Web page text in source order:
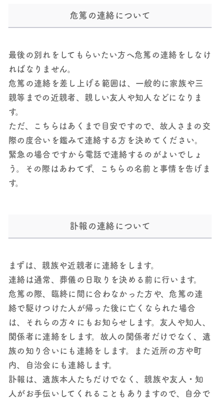
危篤の連絡について
最後の別れをしてもらいたい方へ危篤の連絡をしなけ
ればなりません。
危篤の連絡を差し上げる範囲は、一般的に家族や三
親等までの近親者、親しい友人や知人などになりま
す。
ただ、こちらはあくまで目安ですので、故人さまの交
際の度合いを鑑みて連絡する方を決めてください。
緊急の場合ですから電話で連絡するのがよいでしょ
う。その際はあわてず、こちらの名前と事情を告げま
す。
訃報の連絡について
まずは、親族や近親者に連絡をします。
連絡は通常、葬儀の日取りを決める前に行います。
危篤の際、臨終に間に合わなかった方や、危篤の連
絡で駆けつけた人が帰った後に亡くなられた場合
は、それらの方々にもお知らせします。友人や知人、
関係者に連絡をします。故人の関係者だけでなく、遺
族の知り合いにも連絡をします。また近所の方や町
内、自治会にも連絡します。
訃報は、遺族本人たちだけでなく、親族や友人・知
人がお手伝いしてくれることもありますので、自分で